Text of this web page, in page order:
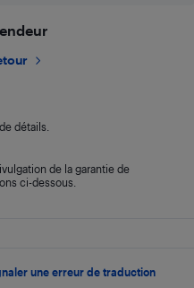
une erreur de traduction
détails.
de la garantie de
ci-dessous.